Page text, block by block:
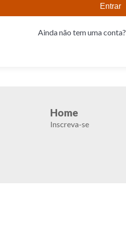
Entrar
Ainda não tem uma conta?
Home
Inscreva-se